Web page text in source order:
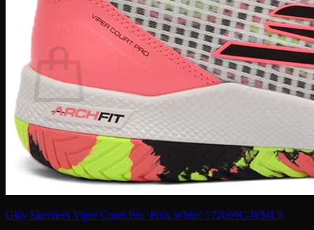
kiếm:
Chưa có sản phẩm trong giỏ hàng.
Quay trở lại cửa hàng
Giày Skechers Viper Court Pro ‘Pink White’ 172069C-WMLT